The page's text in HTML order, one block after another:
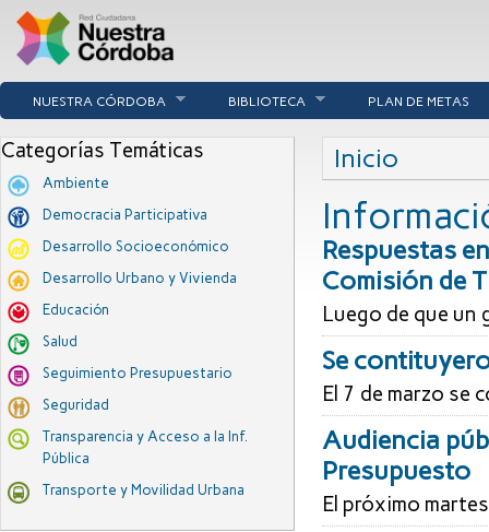
NUESTRA CÓRDOBA BIBLIOTECA PLAN DE METAS
Categorías Temáticas
Ambiente
Democracia Participativa
Desarrollo Socioeconómico
Desarrollo Urbano y Vivienda
Educación
Salud
Seguimiento Presupuestario
Seguridad
Transparencia y Acceso a la Inf.
Pública
Transporte y Movilidad Urbana
Se encuentra
Inicio
Respuestas
Comisión de
Luego de que
Se
El 7 de marzo se
Audiencia
Presupuesto
El próximo